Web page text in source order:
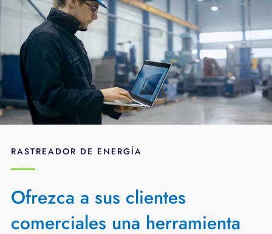
RASTREADOR DE ENERGÍA
Ofrezca a sus clientes
comerciales una herramienta